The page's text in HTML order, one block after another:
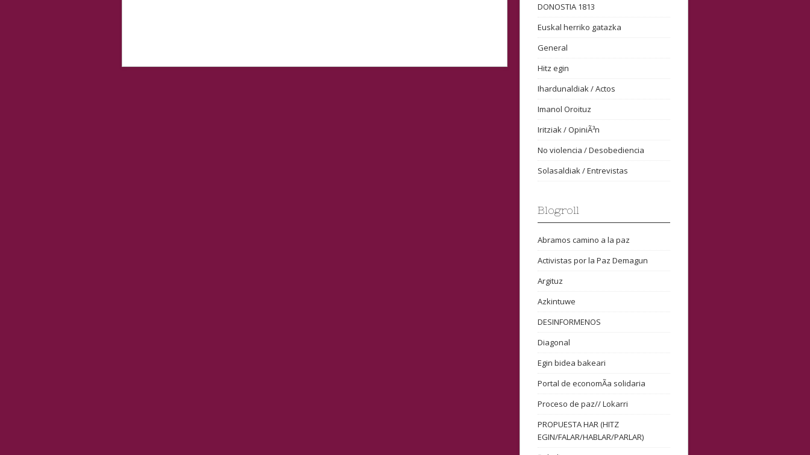
DONOSTIA 1813
Euskal herriko gatazka
General
Hitz egin
Ihardunaldiak / Actos
Imanol Oroituz
Iritziak / OpiniÃ³n
No violencia / Desobediencia
Solasaldiak / Entrevistas
Blogroll
Abramos camino a la paz
Activistas por la Paz Demagun
Argituz
Azkintuwe
DESINFORMENOS
Diagonal
Egin bidea bakeari
Portal de economÃ­a solidaria
Proceso de paz// Lokarri
PROPUESTA HAR (HITZ
EGIN/FALAR/HABLAR/PARLAR)